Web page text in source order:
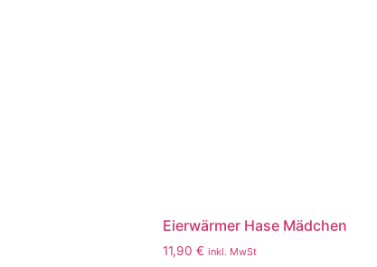
Eierwärmer Hase Mädchen
11,90 € inkl. MwSt